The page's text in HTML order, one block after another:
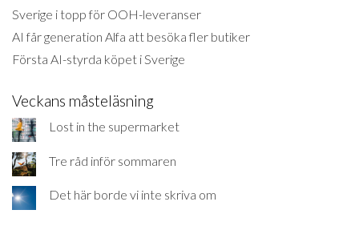
Sverige i topp för OOH-leveranser
AI får generation Alfa att besöka fler butiker
Första AI-styrda köpet i Sverige
Veckans måsteläsning
Lost in the supermarket
Tre råd inför sommaren
Det här borde vi inte skriva om